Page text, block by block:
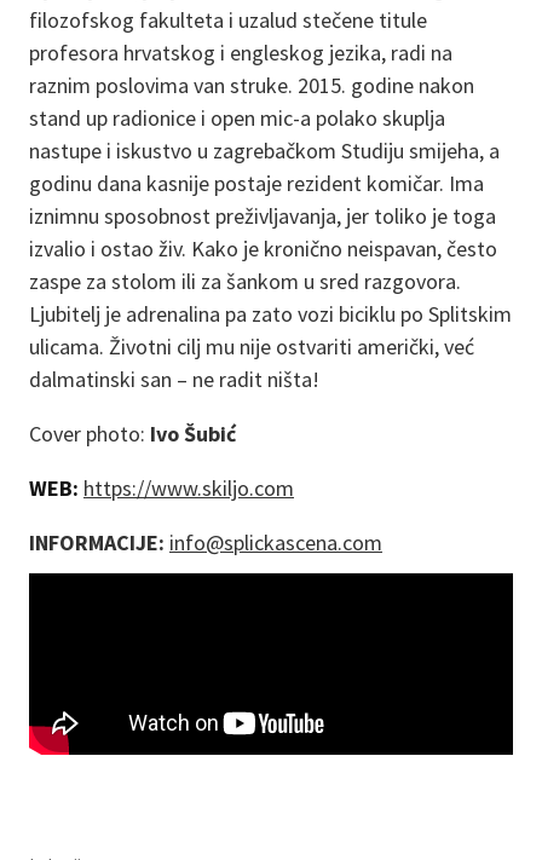
filozofskog fakulteta i uzalud stečene titule
profesora hrvatskog i engleskog jezika, radi na
raznim poslovima van struke. 2015. godine nakon
stand up radionice i open mic-a polako skuplja
nastupe i iskustvo u zagrebačkom Studiju smijeha, a
godinu dana kasnije postaje rezident komičar. Ima
iznimnu sposobnost preživljavanja, jer toliko je toga
izvalio i ostao živ. Kako je kronično neispavan, često
zaspe za stolom ili za šankom u sred razgovora.
Ljubitelj je adrenalina pa zato vozi biciklu po Splitskim
ulicama. Životni cilj mu nije ostvariti američki, već
dalmatinski san – ne radit ništa!
Cover photo: Ivo Šubić
WEB: https://www.skiljo.com
INFORMACIJE: info@splickascena.com